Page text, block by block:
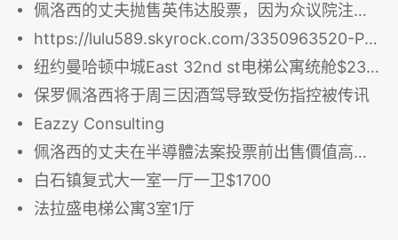
佩洛西的丈夫抛售英伟达股票，因为众议院注视着筹码
https://lulu589.skyrock.com/3350963520-Pelosi-s-hu
纽约曼哈顿中城East 32nd st电梯公寓统舱$2350/月
保罗佩洛西将于周三因酒驾导致受伤指控被传讯
Eazzy Consulting
佩洛西的丈夫在半導體法案投票前出售價值高達 500 萬美元的芯片製造商股票
白石镇复式大一室一厅一卫$1700
法拉盛电梯公寓3室1厅